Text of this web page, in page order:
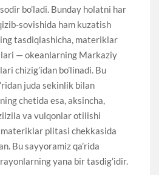
bo’ladi. Bunday holatni har
sovishida ham kuzatish
tasdiqlashicha, materiklar
— okeanlarning Markaziy
chizig’idan bo’linadi. Bu
juda sekinlik bilan
chetida esa, aksincha,
va vulqonlar otilishi
materiklar plitasi chekkasida
Bu sayyoramiz qa’rida
yana bir tasdig’idir.